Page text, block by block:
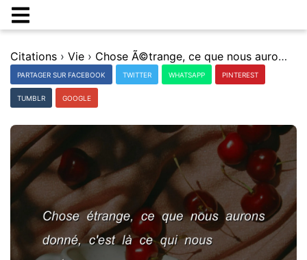
Citations › Vie › Chose Ã©trange, ce que nous aurons donnÃ©, c'est lÃ ce qui nous restera.
PARTAGER SUR FACEBOOK TWITTER WHATSAPP PINTEREST
TUMBLR GOOGLE